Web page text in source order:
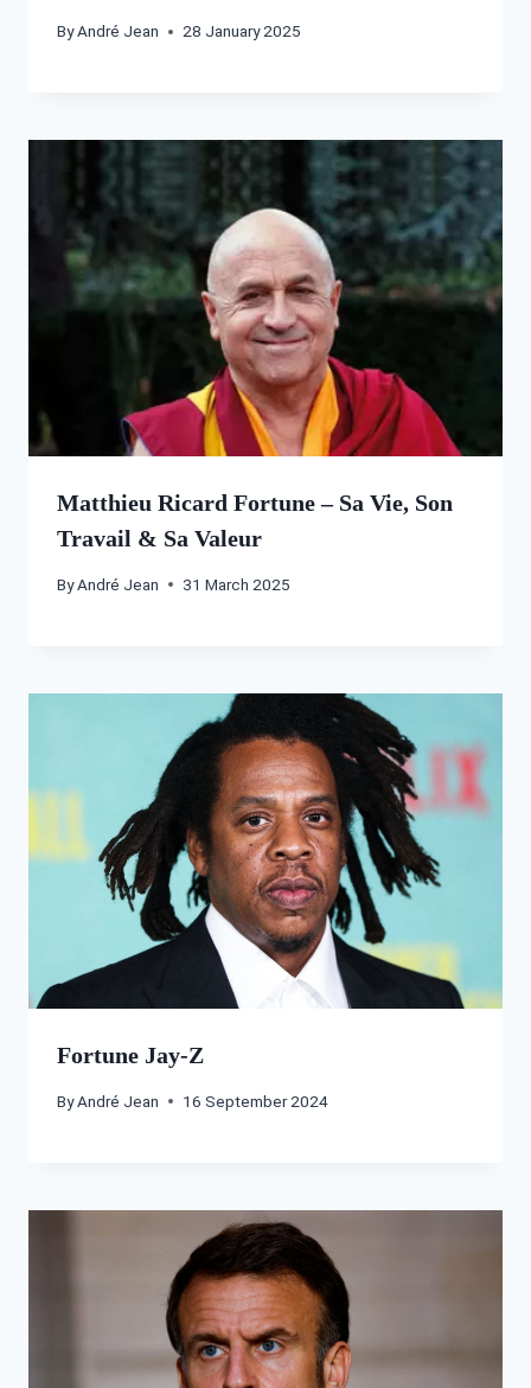
ByAndré Jean 28 January 2025
Matthieu Ricard Fortune – Sa Vie, Son
Travail & Sa Valeur
ByAndré Jean 31 March 2025
Fortune Jay-Z
ByAndré Jean 16 September 2024